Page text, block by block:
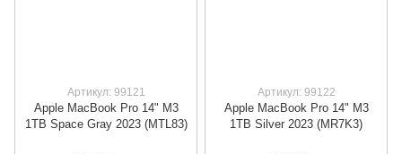
Артикул: 99121
Apple MacBook Pro 14" M3
1TB Space Gray 2023 (MTL83)
Артикул: 99122
Apple MacBook Pro 14" M3
1TB Silver 2023 (MR7K3)